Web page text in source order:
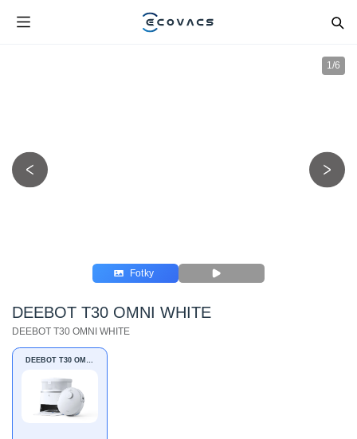
1/6
Fotky
DEEBOT T30 OMNI WHITE
DEEBOT T30 OMNI WHITE
DEEBOT T30 OMNI
WHITE